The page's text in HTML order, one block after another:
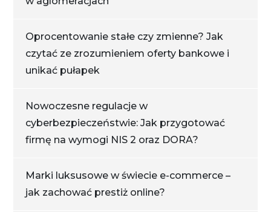
Oprocentowanie stałe czy zmienne? Jak
czytać ze zrozumieniem oferty bankowe i
unikać pułapek
Nowoczesne regulacje w
cyberbezpieczeństwie: Jak przygotować
firmę na wymogi NIS 2 oraz DORA?
Marki luksusowe w świecie e-commerce –
jak zachować prestiż online?